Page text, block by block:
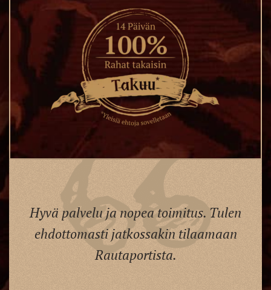
Hyvä palvelu ja nopea toimitus. Tulen
ehdottomasti jatkossakin tilaamaan
Rautaportista.